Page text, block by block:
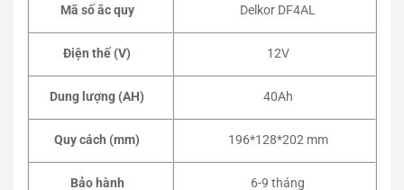
Mã số ắc quy Delkor DF4AL
Điện thế (V) 12V
Dung lượng (AH) 40Ah
Quy cách (mm) 196*128*202 mm
Bảo hành 6-9 tháng